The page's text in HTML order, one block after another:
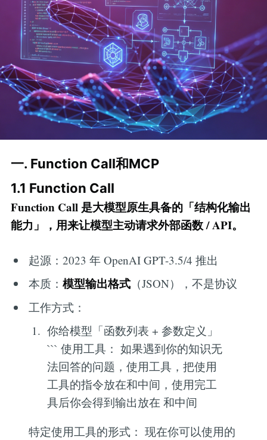
一. Function Call和MCP
1.1 Function Call
Function Call 是大模型原生具备的「结构化输出
能力」，用来让模型主动请求外部函数 / API。
起源：2023 年 OpenAI GPT-3.5/4 推出
本质：模型输出格式 （JSON），不是协议
工作方式：
你给模型「函数列表 + 参数定义」
``` 使用工具： 如果遇到你的知识无
法回答的问题，使用工具，把使用
工具的指令放在和中间，使用完工
具后你会得到输出放在 和中间
特定使用工具的形式： 现在你可以使用的